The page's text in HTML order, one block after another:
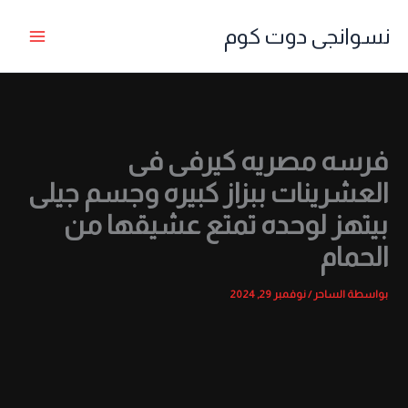
نسوانجى دوت كوم
فرسه مصريه كيرفى فى
العشرينات ببزاز كبيره وجسم جيلى
بيتهز لوحده تمتع عشيقها من
الحمام
بواسطة الساحر/نوفمبر 29, 2024